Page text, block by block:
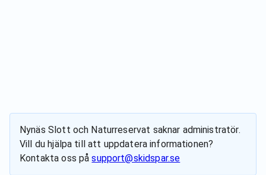
Nynäs Slott och Naturreservat saknar administratör.
Vill du hjälpa till att uppdatera informationen?
Kontakta oss på support@skidspar.se